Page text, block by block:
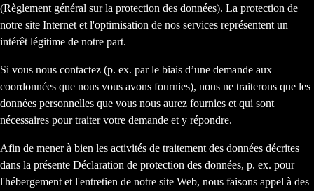
(Règlement général sur la protection des données). La protection de
notre site Internet et l'optimisation de nos services représentent un
intérêt légitime de notre part.
Si vous nous contactez (p. ex. par le biais d’une demande aux
coordonnées que nous vous avons fournies), nous ne traiterons que les
données personnelles que vous nous aurez fournies et qui sont
nécessaires pour traiter votre demande et y répondre.
Afin de mener à bien les activités de traitement des données décrites
dans la présente Déclaration de protection des données, p. ex. pour
l'hébergement et l'entretien de notre site Web, nous faisons appel à des